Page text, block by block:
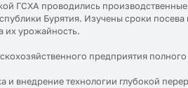
ГСХА проводились
Бурятия. Изучены сроки
их урожайность.
предприятия
и внедрение технологии глубокой